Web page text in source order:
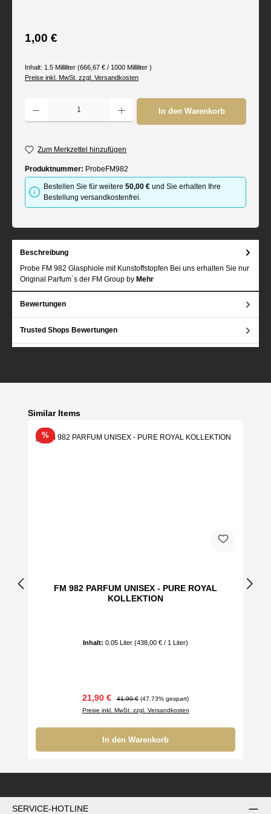
Regulärer Preis:
1,00 €
Inhalt: 1.5 Milliliter (666,67 € / 1000 Milliliter )
Preise inkl. MwSt. zzgl. Versandkosten
Produkt Anzahl: Gib den gewünschten Wert ein oder benutze die Schaltflächen um
In den Warenkorb
Zum Merkzettel hinzufügen
Produktnummer: ProbeFM982
Bestellen Sie für weitere50,00 € und Sie erhalten Ihre
Bestellung versandkostenfrei.
Beschreibung
Probe FM 982 Glasphiole mit Kunstoffstopfen Bei uns erhalten Sie nur
Original Parfum´s der FM Group by Mehr
Bewertungen
Trusted Shops Bewertungen
Produktgalerie überspringen
Similar Items
%Rabatt
FM 982 PARFUM UNISEX - PURE ROYAL
KOLLEKTION
Inhalt: 0.05 Liter (438,00 € / 1 Liter)
Verkaufspreis:
21,90 € Regulärer Preis:
41,90 € (47.73% gespart)
Preise inkl. MwSt. zzgl. Versandkosten
In den Warenkorb
SERVICE-HOTLINE